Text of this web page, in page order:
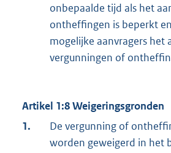
onbepaalde tijd als het
ontheffingen is beperkt
mogelijke aanvragers het
vergunningen of
Artikel 1:8 Weigeringsgronden
1.
De vergunning of
worden geweigerd in het